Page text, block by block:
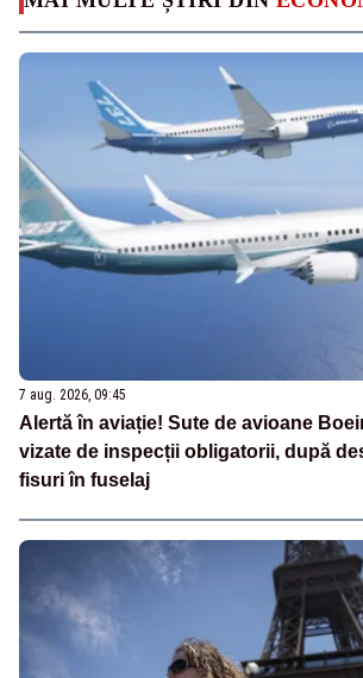
7 aug. 2026, 09:45
Alertă în aviație! Sute de avioane
vizate de inspecții obligatorii, după
fisuri în fuselaj